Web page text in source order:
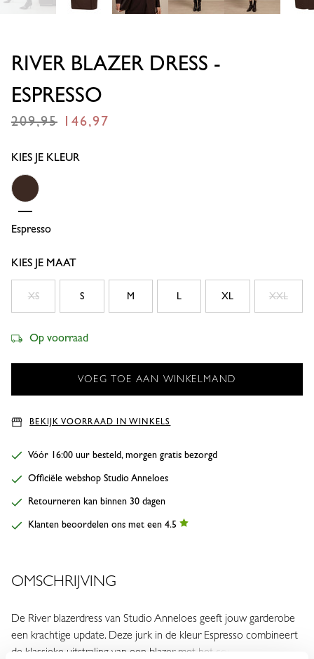
RIVER BLAZER DRESS -
ESPRESSO
209,95 146,97
KIES JE KLEUR
Espresso
KIES JE MAAT
XS S M L XL XXL
Op voorraad
BEKIJK VOORRAAD IN WINKELS
Vóór 16:00 uur besteld, morgen gratis bezorgd
Officiële webshop Studio Anneloes
Retourneren kan binnen 30 dagen
Klanten beoordelen ons met een 4.5
OMSCHRIJVING
De River blazerdress van Studio Anneloes geeft jouw garderobe
een krachtige update. Deze jurk in de kleur Espresso combineert
de klassieke uitstraling van een blazer met het comfort van een